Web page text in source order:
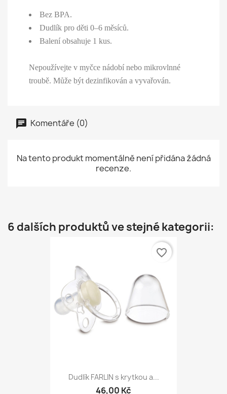
Bez BPA.
Dudlík pro děti 0–6 měsíců.
Balení obsahuje 1 kus.
Nepoužívejte v myčce nádobí nebo mikrovlnné
troubě. Může být dezinfikován a vyvařován.
Komentáře (0)
Na tento produkt momentálně není přidána žádná
recenze.
6 dalších produktů ve stejné kategorii:
Dudlík FARLIN s krytkou a...
46,00 Kč
favorite_border